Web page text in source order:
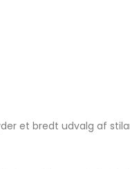
et bredt udvalg af